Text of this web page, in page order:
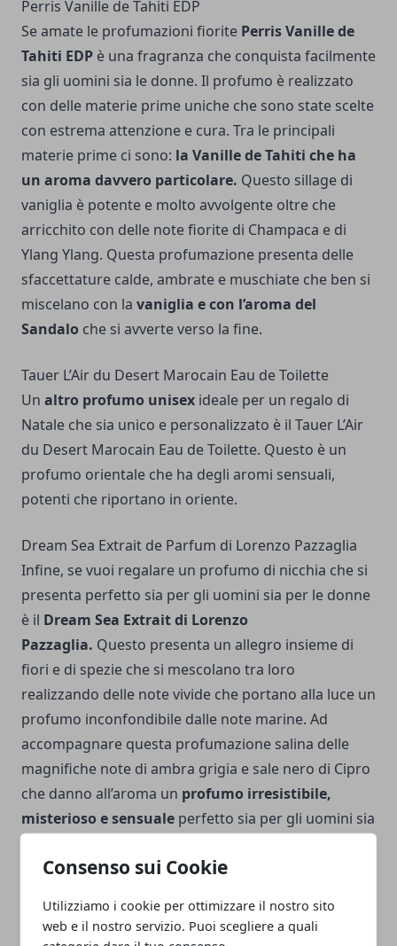
Consenso sui Cookie
Utilizziamo i cookie per ottimizzare il nostro sito
web e il nostro servizio. Puoi scegliere a quali
Perris Vanille de Tahiti EDP
Se amate le profumazioni fiorite Perris Vanille de
Tahiti EDP è una fragranza che conquista facilmente
sia gli uomini sia le donne. Il profumo è realizzato
con delle materie prime uniche che sono state scelte
con estrema attenzione e cura. Tra le principali
materie prime ci sono: la Vanille de Tahiti che ha
un aroma davvero particolare. Questo sillage di
vaniglia è potente e molto avvolgente oltre che
arricchito con delle note fiorite di Champaca e di
Ylang Ylang. Questa profumazione presenta delle
sfaccettature calde, ambrate e muschiate che ben si
miscelano con la vaniglia e con l’aroma del
Sandalo che si avverte verso la fine.
Tauer L’Air du Desert Marocain Eau de Toilette
Un altro profumo unisex ideale per un regalo di
Natale che sia unico e personalizzato è il Tauer L’Air
du Desert Marocain Eau de Toilette. Questo è un
profumo orientale che ha degli aromi sensuali,
potenti che riportano in oriente.
Dream Sea Extrait de Parfum di Lorenzo Pazzaglia
Infine, se vuoi regalare un profumo di nicchia che si
presenta perfetto sia per gli uomini sia per le donne
è il Dream Sea Extrait di Lorenzo
Pazzaglia. Questo presenta un allegro insieme di
fiori e di spezie che si mescolano tra loro
realizzando delle note vivide che portano alla luce un
profumo inconfondibile dalle note marine. Ad
accompagnare questa profumazione salina delle
magnifiche note di ambra grigia e sale nero di Cipro
che danno all’aroma un profumo irresistibile,
misterioso e sensuale perfetto sia per gli uomini sia